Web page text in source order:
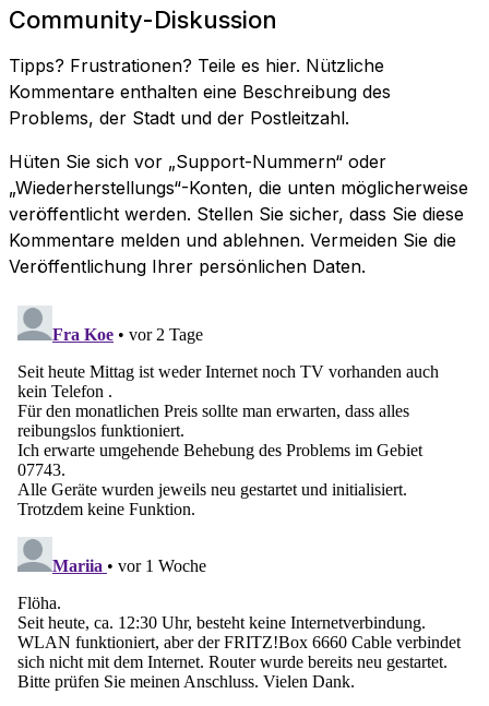
Community-Diskussion
Tipps? Frustrationen? Teile es hier. Nützliche
Kommentare enthalten eine Beschreibung des
Problems, der Stadt und der Postleitzahl.
Hüten Sie sich vor „Support-Nummern“ oder
„Wiederherstellungs“-Konten, die unten möglicherweise
veröffentlicht werden. Stellen Sie sicher, dass Sie diese
Kommentare melden und ablehnen. Vermeiden Sie die
Veröffentlichung Ihrer persönlichen Daten.